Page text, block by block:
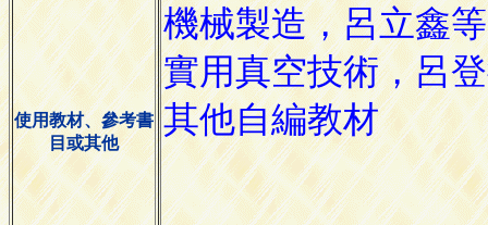
使用教材、參考書
目或其他